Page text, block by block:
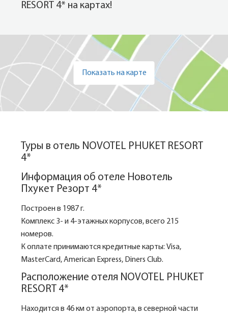
RESORT 4* на картах!
Показать на карте
Туры в отель NOVOTEL PHUKET RESORT
4*
Информация об отеле Новотель
Пхукет Резорт 4*
Построен в 1987 г.
Комплекс 3- и 4-этажных корпусов, всего 215
номеров.
К оплате принимаются кредитные карты: Visa,
MasterCard, American Express, Diners Club.
Расположение отеля NOVOTEL PHUKET
RESORT 4*
Находится в 46 км от аэропорта, в северной части